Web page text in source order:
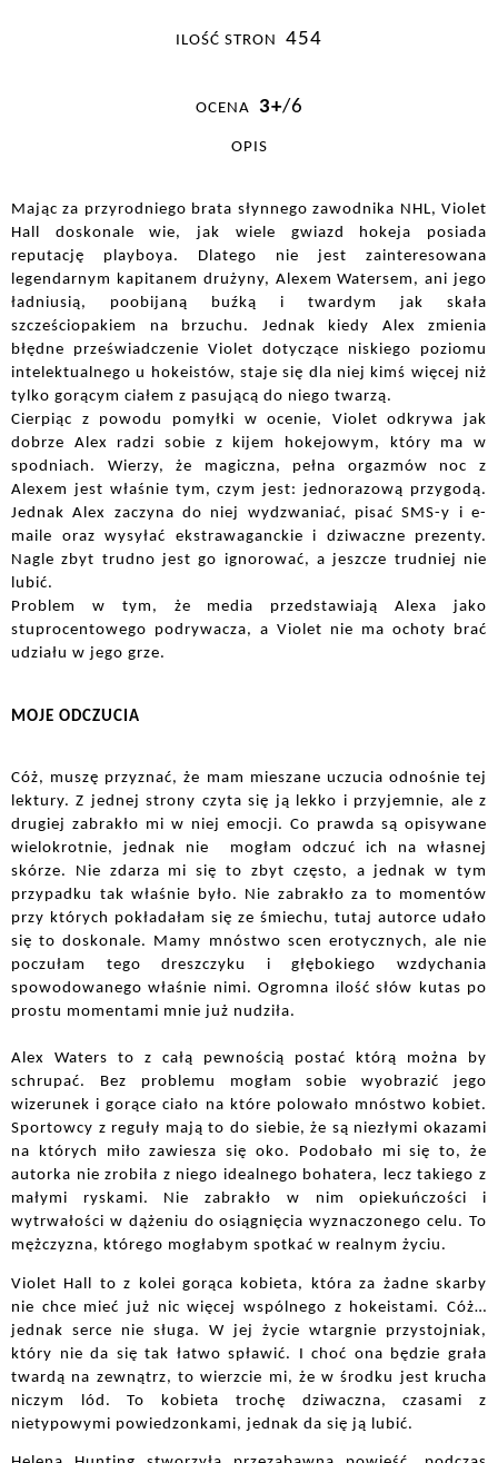
ILOŚĆ STRON 454
OCENA 3+/6
OPIS
Mając za przyrodniego brata słynnego zawodnika NHL, Violet
Hall doskonale wie, jak wiele gwiazd hokeja posiada
reputację playboya. Dlatego nie jest zainteresowana
legendarnym kapitanem drużyny, Alexem Watersem, ani jego
ładniusią, poobijaną buźką i twardym jak skała
szcześciopakiem na brzuchu. Jednak kiedy Alex zmienia
błędne przeświadczenie Violet dotyczące niskiego poziomu
intelektualnego u hokeistów, staje się dla niej kimś więcej niż
tylko gorącym ciałem z pasującą do niego twarzą.
Cierpiąc z powodu pomyłki w ocenie, Violet odkrywa jak
dobrze Alex radzi sobie z kijem hokejowym, który ma w
spodniach. Wierzy, że magiczna, pełna orgazmów noc z
Alexem jest właśnie tym, czym jest: jednorazową przygodą.
Jednak Alex zaczyna do niej wydzwaniać, pisać SMS-y i e-
maile oraz wysyłać ekstrawaganckie i dziwaczne prezenty.
Nagle zbyt trudno jest go ignorować, a jeszcze trudniej nie
lubić.
Problem w tym, że media przedstawiają Alexa jako
stuprocentowego podrywacza, a Violet nie ma ochoty brać
udziału w jego grze.
MOJE ODCZUCIA
Cóż, muszę przyznać, że mam mieszane uczucia odnośnie tej
lektury. Z jednej strony czyta się ją lekko i przyjemnie, ale z
drugiej zabrakło mi w niej emocji. Co prawda są opisywane
wielokrotnie, jednak nie  mogłam odczuć ich na własnej
skórze. Nie zdarza mi się to zbyt często, a jednak w tym
przypadku tak właśnie było. Nie zabrakło za to momentów
przy których pokładałam się ze śmiechu, tutaj autorce udało
się to doskonale. Mamy mnóstwo scen erotycznych, ale nie
poczułam tego dreszczyku i głębokiego wzdychania
spowodowanego właśnie nimi. Ogromna ilość słów kutas po
prostu momentami mnie już nudziła.
Alex Waters to z całą pewnością postać którą można by
schrupać. Bez problemu mogłam sobie wyobrazić jego
wizerunek i gorące ciało na które polowało mnóstwo kobiet.
Sportowcy z reguły mają to do siebie, że są niezłymi okazami
na których miło zawiesza się oko. Podobało mi się to, że
autorka nie zrobiła z niego idealnego bohatera, lecz takiego z
małymi ryskami. Nie zabrakło w nim opiekuńczości i
wytrwałości w dążeniu do osiągnięcia wyznaczonego celu. To
mężczyzna, którego mogłabym spotkać w realnym życiu.
Violet Hall to z kolei gorąca kobieta, która za żadne skarby
nie chce mieć już nic więcej wspólnego z hokeistami. Cóż…
jednak serce nie sługa. W jej życie wtargnie przystojniak,
który nie da się tak łatwo spławić. I choć ona będzie grała
twardą na zewnątrz, to wierzcie mi, że w środku jest krucha
niczym lód. To kobieta trochę dziwaczna, czasami z
nietypowymi powiedzonkami, jednak da się ją lubić.